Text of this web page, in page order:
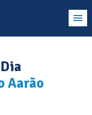
Aarão